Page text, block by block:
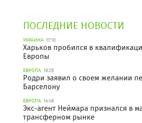
ПОСЛЕДНИЕ НОВОСТИ
УКРАИНА 17:10
Харьков пробился в
Европы
ЕВРОПА 16:25
Родри заявил о своем желании
Барселону
ЕВРОПА 14:49
Экс-агент Неймара признался в
трансферном рынке